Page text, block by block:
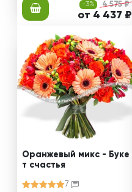
-3% 4 575 ₽
от 4 437 ₽
Оранжевый микс - Буке
т счастья
7